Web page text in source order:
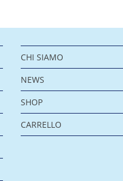
CHI SIAMO
NEWS
SHOP
CARRELLO